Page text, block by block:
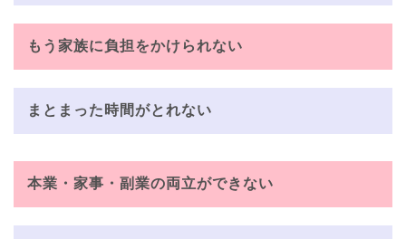
もう家族に負担をかけられない
まとまった時間がとれない
本業・家事・副業の両立ができない